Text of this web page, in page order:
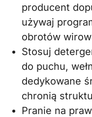
producent
używaj
obrotów
Stosuj
do puchu,
dedykowane
chronią
Pranie na